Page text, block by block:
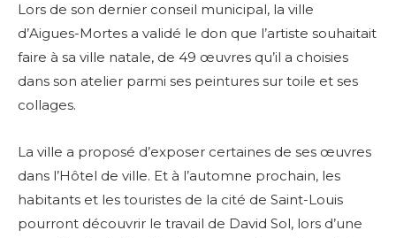
Lors de son dernier conseil municipal, la ville
d’Aigues-Mortes a validé le don que l’artiste souhaitait
faire à sa ville natale, de 49 œuvres qu’il a choisies
dans son atelier parmi ses peintures sur toile et ses
collages.
La ville a proposé d’exposer certaines de ses œuvres
dans l’Hôtel de ville. Et à l’automne prochain, les
habitants et les touristes de la cité de Saint-Louis
pourront découvrir le travail de David Sol, lors d’une